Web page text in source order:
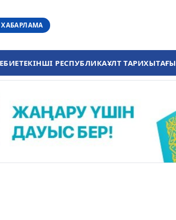
ЕКІНШІ РЕСПУБЛИКАҰЛТ ТАРИХЫТАҒЫ